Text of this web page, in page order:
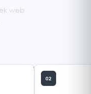
web
02